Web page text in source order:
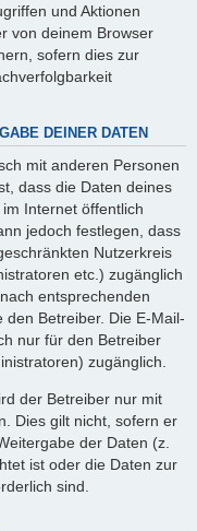
und Aktionen
von deinem Browser
sofern dies zur
DEINER DATEN
mit anderen Personen
dass die Daten deines
Internet öffentlich
jedoch festlegen, dass
Nutzerkreis
etc.) zugänglich
entsprechenden
Betreiber. Die E-Mail-
nur für den Betreiber
zugänglich.
der Betreiber nur mit
Dies gilt nicht, sofern er
der Daten (z.
ist oder die Daten zur
sind.